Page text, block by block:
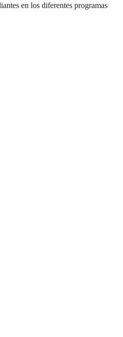
en los diferentes programas